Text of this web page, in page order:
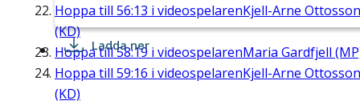
Hoppa till 56:13 i videospelarenKjell-Arne Ottosson
(KD)
Hoppa till58:19 i videospelarenMaria Gardfjell
Hoppa till 59:16 i videospelarenKjell-Arne Ottosson
(KD)
Ladda ner